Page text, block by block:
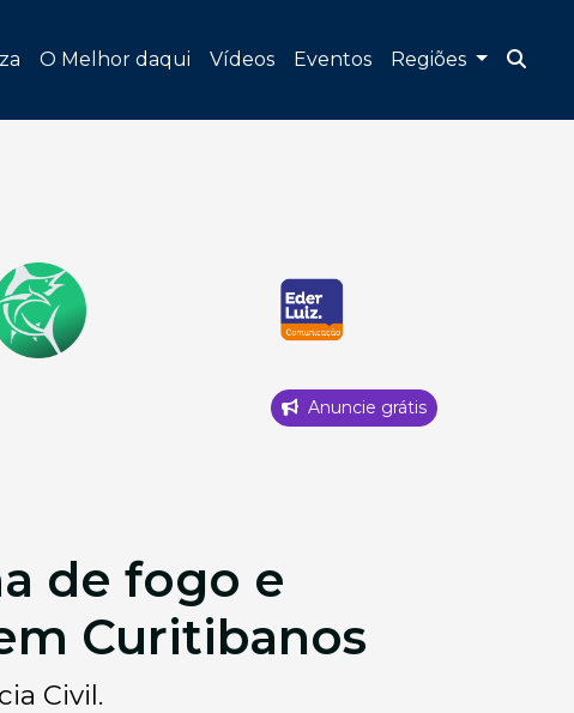
O Melhor daqui Vídeos Eventos Regiões
Anuncie grátis
de fogo e
Curitibanos
Civil.